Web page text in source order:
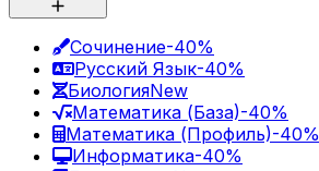
Сочинение-40%
Русский Язык-40%
БиологияNew
Математика (База)-40%
Математика (Профиль)-40%
Информатика-40%